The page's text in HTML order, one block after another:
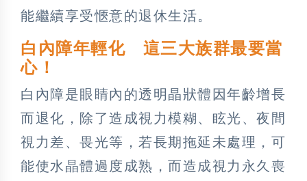
能繼續享受愜意的退休生活。
白內障年輕化 這三大族群最要當
心！
白內障是眼睛內的透明晶狀體因年齡增長
而退化，除了造成視力模糊、眩光、夜間
視力差、畏光等，若長期拖延未處理，可
能使水晶體過度成熟，而造成視力永久喪